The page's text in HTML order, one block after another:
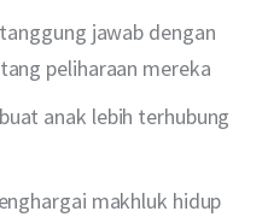
jawab dengan
peliharaan mereka
anak lebih terhubung
makhluk hidup